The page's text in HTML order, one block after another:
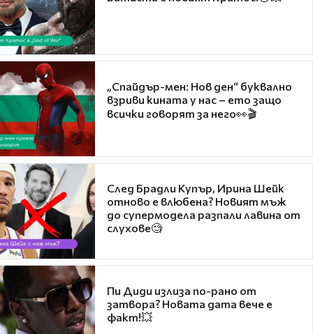
„Спайдър-мен: Нов ден“ буквално
взриви кината у нас – ето защо
всички говорят за него👀🎬
След Брадли Купър, Ирина Шейк
отново е влюбена? Новият мъж
до супермодела разпали лавина от
слухове🧐
Пи Диди излиза по-рано от
затвора? Новата дата вече е
факт!💥